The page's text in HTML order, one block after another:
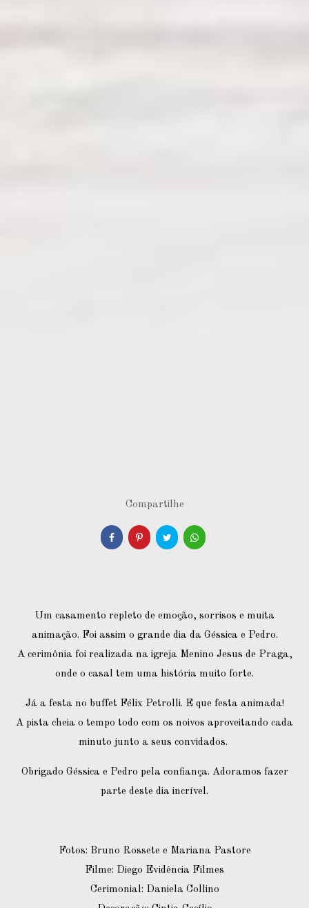
Compartilhe
Um casamento repleto de emoção, sorrisos e muita
animação. Foi assim o grande dia da Géssica e Pedro.
A cerimônia foi realizada na igreja Menino Jesus de Praga,
onde o casal tem uma história muito forte.
Já a festa no buffet Félix Petrolli. E que festa animada!
A pista cheia o tempo todo com os noivos aproveitando cada
minuto junto a seus convidados.
Obrigado Géssica e Pedro pela confiança. Adoramos fazer
parte deste dia incrível.
Fotos: Bruno Rossete e Mariana Pastore
Filme: Diego Evidência Filmes
Cerimonial: Daniela Collino